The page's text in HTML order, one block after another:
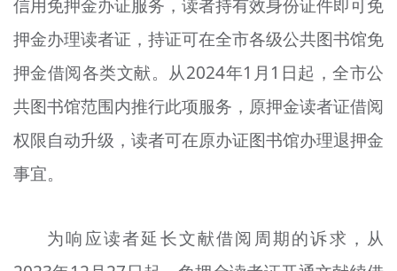
信用免押金办证服务，读者持有效身份证件即可免
押金办理读者证，持证可在全市各级公共图书馆免
押金借阅各类文献。从2024年1月1日起，全市公
共图书馆范围内推行此项服务，原押金读者证借阅
权限自动升级，读者可在原办证图书馆办理退押金
事宜。
为响应读者延长文献借阅周期的诉求，从